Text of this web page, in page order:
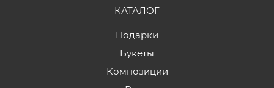
КАТАЛОГ
Подарки
Букеты
Композиции